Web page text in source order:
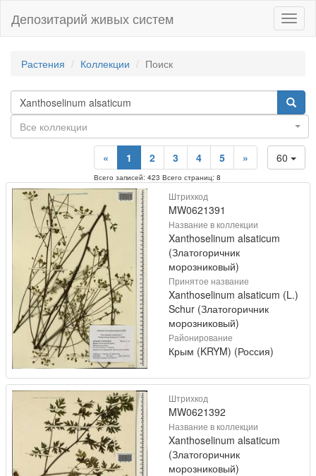
Депозитарий живых систем
Растения Коллекции Поиск
Все коллекции
60
« 1 2 3 4 5 »
Всего записей: 423 Всего страниц: 8
Штрихкод
MW0621391
Название в коллекции
Xanthoselinum alsaticum
(Златогоричник
морозниковый)
Принятое название
Xanthoselinum alsaticum (L.)
Schur (Златогоричник
морозниковый)
Районирование
Крым (KRYM) (Россия)
Штрихкод
MW0621392
Название в коллекции
Xanthoselinum alsaticum
(Златогоричник
морозниковый)